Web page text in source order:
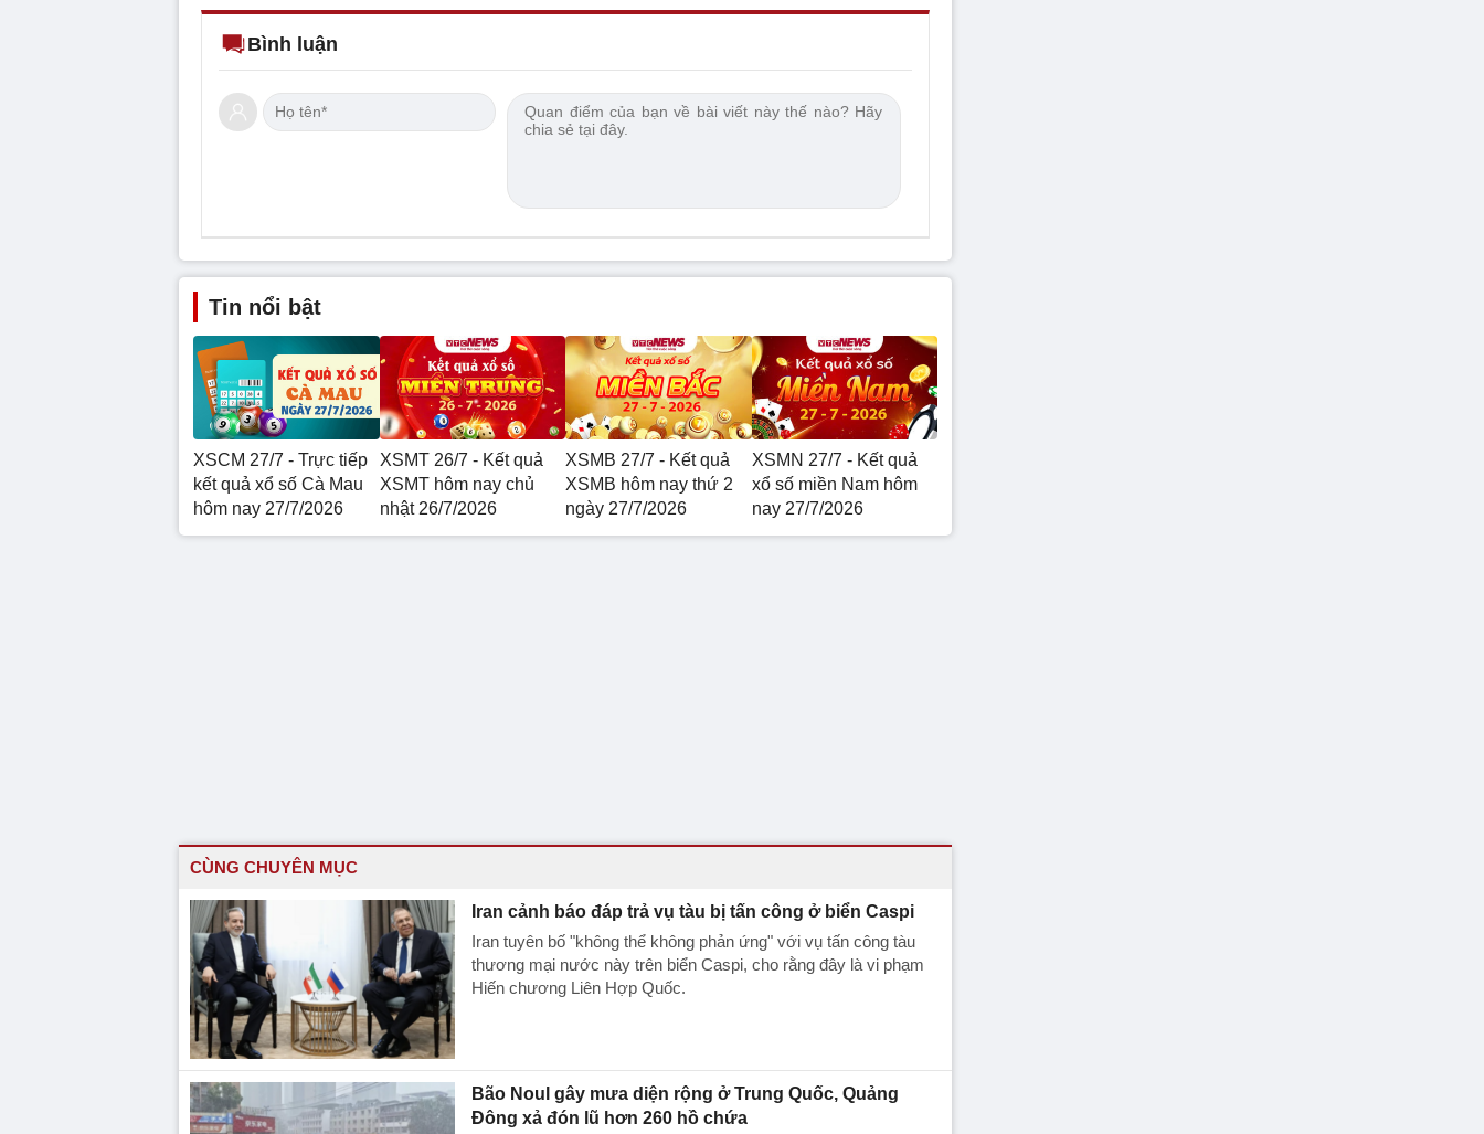
Bình luận
Tin nổi bật
XSCM 27/7 - Trực tiếp
kết quả xổ số Cà Mau
hôm nay 27/7/2026
XSMT 26/7 - Kết quả
XSMT hôm nay chủ
nhật 26/7/2026
XSMB 27/7 - Kết quả
XSMB hôm nay thứ 2
ngày 27/7/2026
XSMN 27/7 - Kết quả
xổ số miền Nam hôm
nay 27/7/2026
CÙNG CHUYÊN MỤC
Iran cảnh báo đáp trả vụ tàu bị tấn công ở biển Caspi
Iran tuyên bố "không thể không phản ứng" với vụ tấn công tàu
thương mại nước này trên biển Caspi, cho rằng đây là vi phạm
Hiến chương Liên Hợp Quốc.
Bão Noul gây mưa diện rộng ở Trung Quốc, Quảng
Đông xả đón lũ hơn 260 hồ chứa